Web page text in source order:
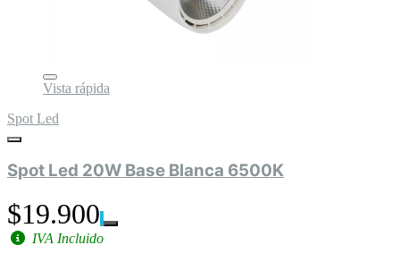
Vista rápida
Spot Led
Spot Led 20W Base Blanca 6500K
$19.900
IVA Incluido